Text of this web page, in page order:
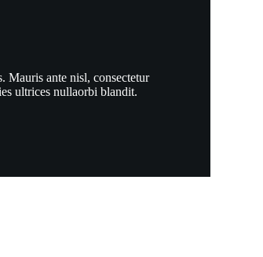
Mauris ante nisl, consectetur
ultrices nullaorbi blandit.